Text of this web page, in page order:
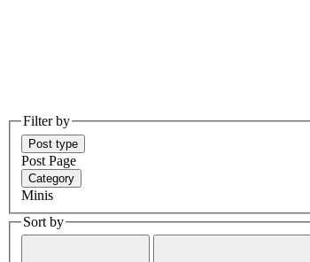
Filter by
Post type
Post Page
Category
Minis
Sort by